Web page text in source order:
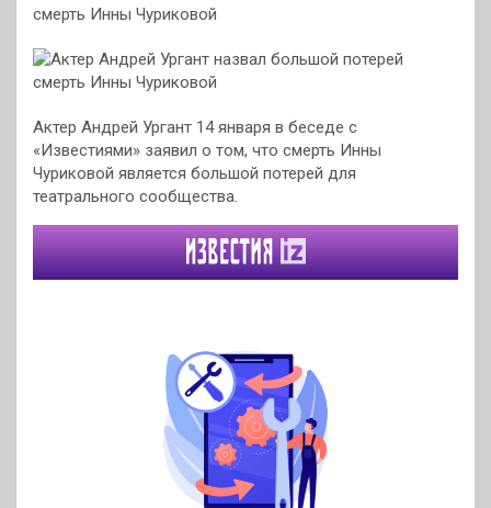
Актер Андрей Ургант 14 января в беседе с
«Известиями» заявил о том, что смерть Инны
Чуриковой является большой потерей для
театрального сообщества.